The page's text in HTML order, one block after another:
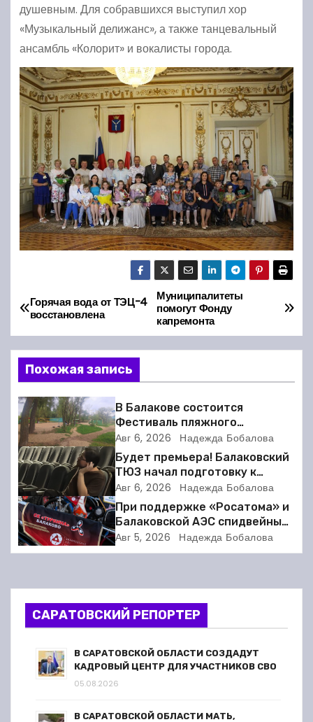
душевным. Для собравшихся выступил хор
«Музыкальный делижанс», а также танцевальный
ансамбль «Колорит» и вокалисты города.
Н
а
в
и
г
а
ц
и
я
о
з
Муниципалитеты
помогут Фонду
капремонта
Горячая вода от ТЭЦ-4
восстановлена
Похожая запись
В Балакове состоится
Фестиваль пляжного
волейбола
Авг 6, 2026 Надежда Бобалова
Будет премьера! Балаковский
ТЮЗ начал подготовку к
новому театральному сезону
Авг 6, 2026 Надежда Бобалова
При поддержке «Росатома» и
Балаковской АЭС спидвейный
клуб «Турбина» обновил
материально-техническую
Авг 5, 2026 Надежда Бобалова
САРАТОВСКИЙ РЕПОРТЕР
В САРАТОВСКОЙ ОБЛАСТИ СОЗДАДУТ
КАДРОВЫЙ ЦЕНТР ДЛЯ УЧАСТНИКОВ СВО
05.08.2026
В САРАТОВСКОЙ ОБЛАСТИ МАТЬ,